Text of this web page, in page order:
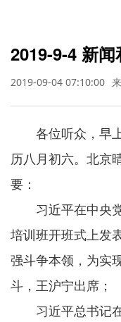
2019-9-4 新
2019-09-04 07:10:00
各位听众，早上
历八月初六。北京
要：
习近平在中央党
培训班开班式上发
强斗争本领，为实
斗，王沪宁出席；
习近平总书记在